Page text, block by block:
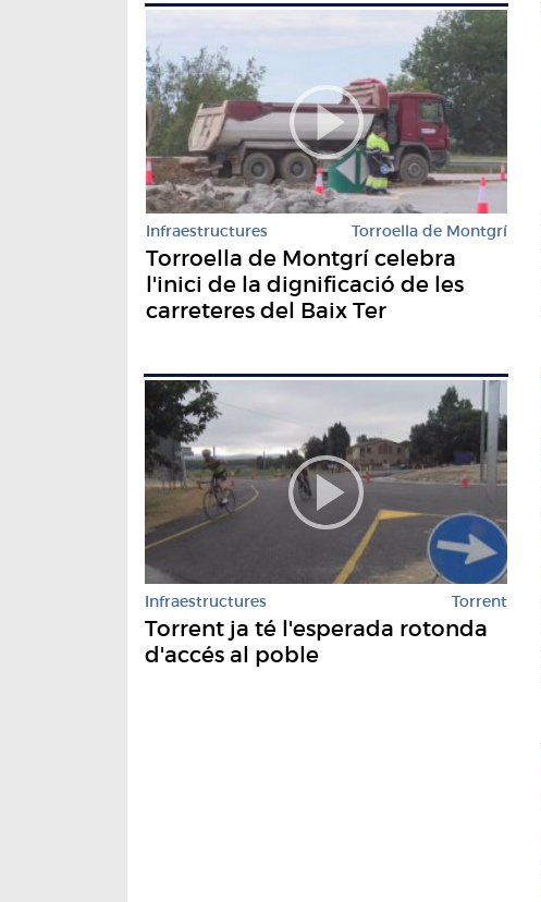
Infraestructures Torroella de Montgrí
Torroella de Montgrí celebra
l'inici de la dignificació de les
carreteres del Baix Ter
Infraestructures Torrent
Torrent ja té l'esperada rotonda
d'accés al poble